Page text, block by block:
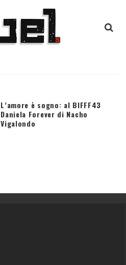
L’amore è sogno: al BIFFF43
Daniela Forever di Nacho
Vigalondo